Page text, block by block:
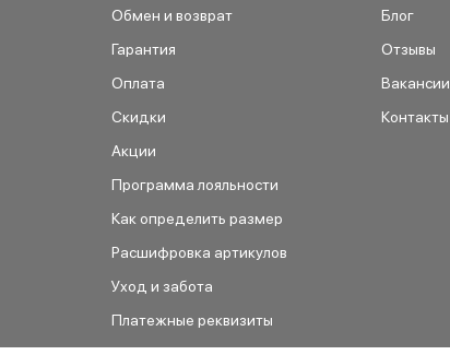
Обмен и возврат
Гарантия
Оплата
Скидки
Акции
Программа лояльности
Как определить размер
Расшифровка артикулов
Уход и забота
Платежные реквизиты
Блог
Отзывы
Вакансии
Контакты